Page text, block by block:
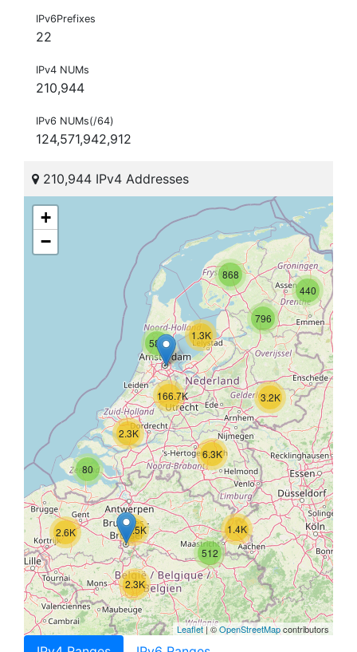
IPv6Prefixes
22
IPv4 NUMs
210,944
IPv6 NUMs(/64)
124,571,942,912
210,944 IPv4 Addresses
440
2.6K 1.4K
868
580
3.2K
1.3K
166.7K
796
2.3K
80
2.3K
512
21.5K
6.3K
+
−
Leaflet| ©OpenStreetMapcontributors